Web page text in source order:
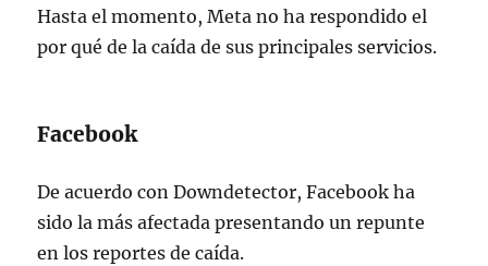
Hasta el momento, Meta no ha respondido el
por qué de la caída de sus principales servicios.
Facebook
De acuerdo con Downdetector, Facebook ha
sido la más afectada presentando un repunte
en los reportes de caída.